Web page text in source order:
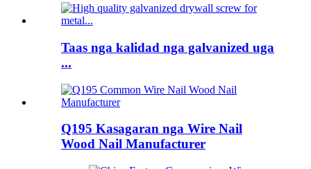
Taas nga kalidad nga galvanized uga
...
Q195 Kasagaran nga Wire Nail
Wood Nail Manufacturer